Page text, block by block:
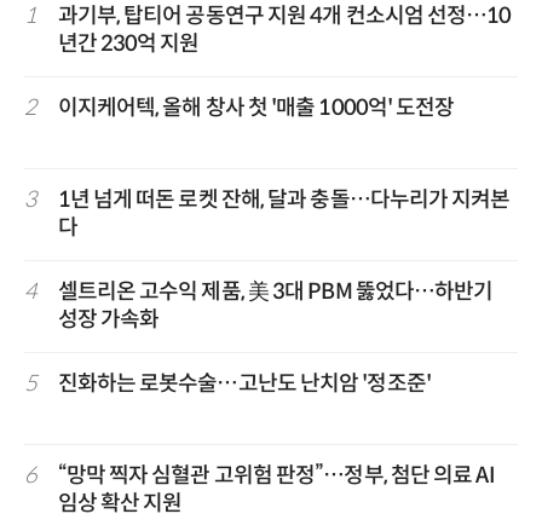
1
과기부, 탑티어 공동연구 지원 4개 컨소시엄 선정…10
년간 230억 지원
2 이지케어텍, 올해 창사 첫 '매출 1000억' 도전장
3
1년 넘게 떠돈 로켓 잔해, 달과 충돌…다누리가 지켜본
다
4
셀트리온 고수익 제품, 美 3대 PBM 뚫었다…하반기
성장 가속화
5 진화하는 로봇수술…고난도 난치암 '정조준'
6
“망막 찍자 심혈관 고위험 판정”…정부, 첨단 의료 AI
임상 확산 지원